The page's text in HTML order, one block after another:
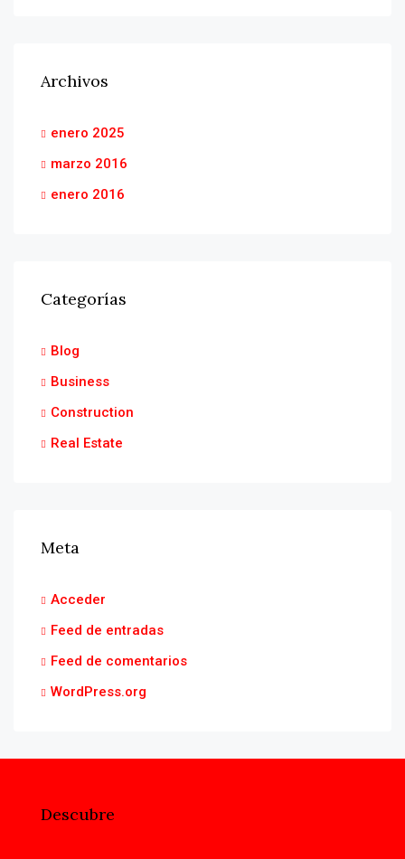
Archivos
enero 2025
marzo 2016
enero 2016
Categorías
Blog
Business
Construction
Real Estate
Meta
Acceder
Feed de entradas
Feed de comentarios
WordPress.org
Descubre